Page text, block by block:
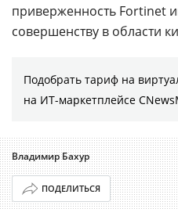
приверженность Fortinet
совершенству в области
Подобрать тариф на
на ИТ-маркетплейсе
Владимир Бахур
ПОДЕЛИТЬСЯ